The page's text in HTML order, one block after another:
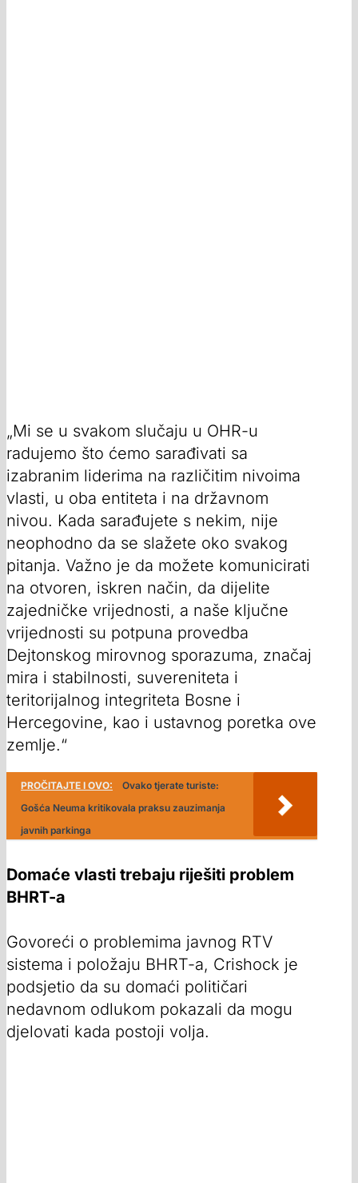
„Mi se u svakom slučaju u OHR-u
radujemo što ćemo sarađivati sa
izabranim liderima na različitim nivoima
vlasti, u oba entiteta i na državnom
nivou. Kada sarađujete s nekim, nije
neophodno da se slažete oko svakog
pitanja. Važno je da možete komunicirati
na otvoren, iskren način, da dijelite
zajedničke vrijednosti, a naše ključne
vrijednosti su potpuna provedba
Dejtonskog mirovnog sporazuma, značaj
mira i stabilnosti, suvereniteta i
teritorijalnog integriteta Bosne i
Hercegovine, kao i ustavnog poretka ove
zemlje.“
PROČITAJTE I OVO:
Ovako tjerate turiste:
Gošća Neuma kritikovala praksu zauzimanja
javnih parkinga
Domaće vlasti trebaju riješiti problem
BHRT-a
Govoreći o problemima javnog RTV
sistema i položaju BHRT-a, Crishock je
podsjetio da su domaći političari
nedavnom odlukom pokazali da mogu
djelovati kada postoji volja.